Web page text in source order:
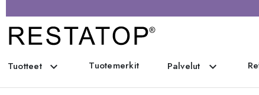
Tuotteet expand_more Tuotemerkit Palvelut expand_more